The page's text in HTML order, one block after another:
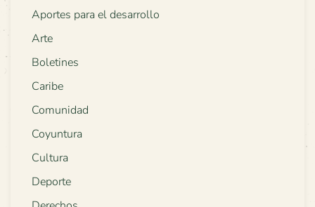
Aportes para el desarrollo
Arte
Boletines
Caribe
Comunidad
Coyuntura
Cultura
Deporte